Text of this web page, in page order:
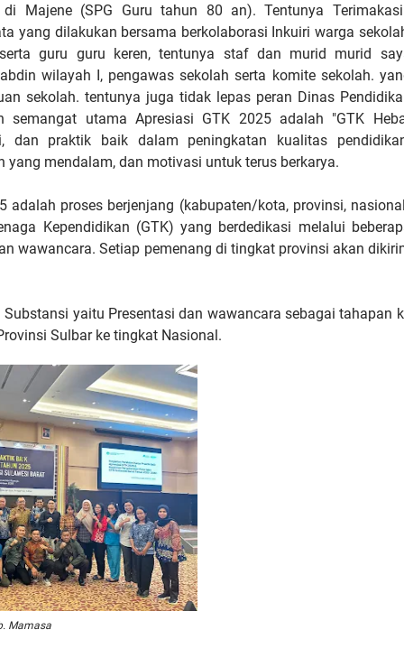
Majene (SPG Guru tahun 80 an). Tentunya
yang dilakukan bersama berkolaborasi Inkuiri warga
guru guru keren, tentunya staf dan murid murid
wilayah I, pengawas sekolah serta komite sekolah.
sekolah. tentunya juga tidak lepas peran Dinas
semangat utama Apresiasi GTK 2025 adalah "GTK
dan praktik baik dalam peningkatan kualitas
mendalam, dan motivasi untuk terus berkarya.
proses berjenjang (kabupaten/kota, provinsi,
Kependidikan (GTK) yang berdedikasi melalui
wawancara. Setiap pemenang di tingkat provinsi akan
yaitu Presentasi dan wawancara sebagai tahapan
Sulbar ke tingkat Nasional.
Mamasa